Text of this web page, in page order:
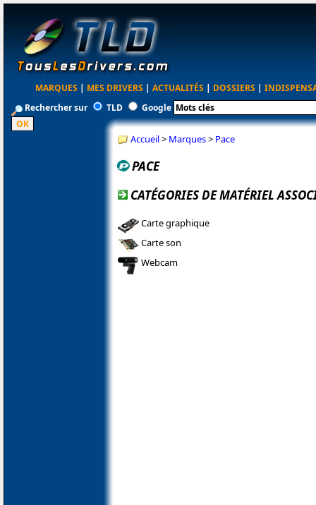
MARQUES | MES DRIVERS | ACTUALITÉS | DOSSIERS |
Rechercher sur
TLD Google
Accueil> Marques> Pace
PACE
CATÉGORIES DE MATÉRIEL
Carte graphique
Carte son
Webcam